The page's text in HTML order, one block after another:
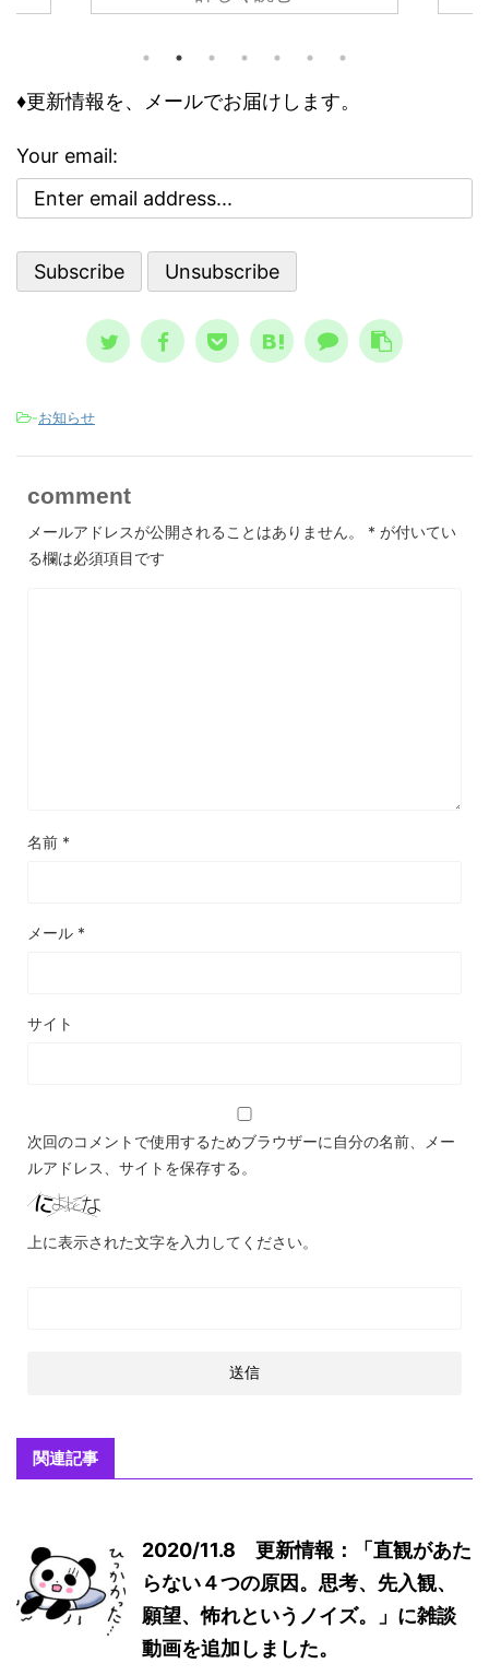
あ
う評
気分
な自
今回
自
自分
が、共通するのは精神トーンの問題で
に取り組む前に、基本の大枠として知
クが高まる３つの精神状態 人は、ど
ういう時に自殺に至るのか？ その精
神状態を詳しく知っておくのは、周囲
なりません。 一般的に広まっている
ノウハウ ...
て、
亡シ
♦更新情報を、メールでお届けします。
Your email:
-お知らせ
comment
メールアドレスが公開されることはありません。 * が付いてい
る欄は必須項目です
名前 *
メール *
サイト
次回のコメントで使用するためブラウザーに自分の名前、メー
ルアドレス、サイトを保存する。
上に表示された文字を入力してください。
関連記事
2020/11.8 更新情報：「直観があた
らない４つの原因。思考、先入観、
願望、怖れというノイズ。」に雑談
動画を追加しました。